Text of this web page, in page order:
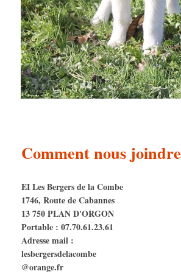
Comment nous joindre
EI Les Bergers de la Combe
1746, Route de Cabannes
13 750 PLAN D'ORGON
Portable : 07.70.61.23.61
Adresse mail :
lesbergersdelacombe
@orange.fr